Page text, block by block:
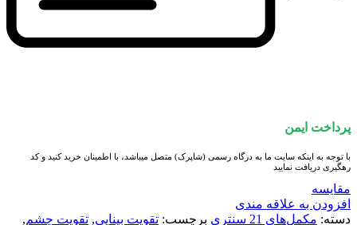
پرداخت ایمن
با توجه به اینکه سایت ما به درگاه رسمی (شاپرک) متصل میباشد، با اطمینان خرید کنید و کد
رهگیری دریافت نمایید
مقايسه
افزودن به علاقه مندی
دسته: مکمل‌های 21 سنتری برچسب: تقویت بینایی, تقویت چشم,